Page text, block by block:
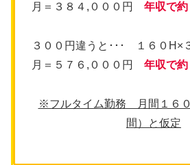
月＝３８４,０００円 年収で約
３００円違うと･･･ １６０H×
月＝５７６,０００円 年収で約
※フルタイム勤務 月間１６
間）と仮定